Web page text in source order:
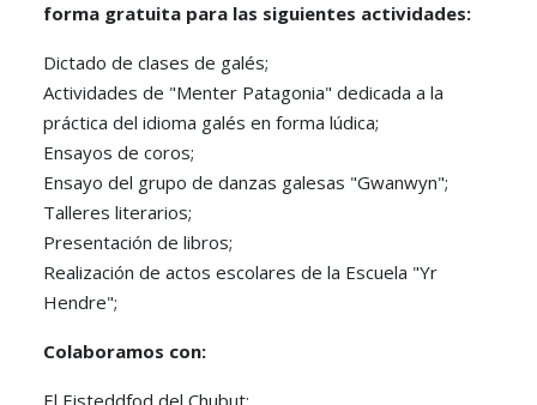
forma gratuita para las siguientes actividades:
Dictado de clases de galés;
Actividades de "Menter Patagonia" dedicada a la
práctica del idioma galés en forma lúdica;
Ensayos de coros;
Ensayo del grupo de danzas galesas "Gwanwyn";
Talleres literarios;
Presentación de libros;
Realización de actos escolares de la Escuela "Yr
Hendre";
Colaboramos con:
El Eisteddfod del Chubut;